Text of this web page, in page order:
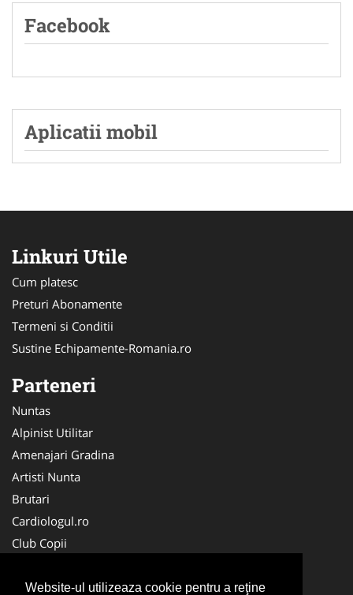
Website-ul utilizeaza cookie pentru a reţine
Facebook
Aplicatii mobil
Linkuri Utile
Cum platesc
Preturi Abonamente
Termeni si Conditii
Sustine Echipamente-Romania.ro
Parteneri
Nuntas
Alpinist Utilitar
Amenajari Gradina
Artisti Nunta
Brutari
Cardiologul.ro
Club Copii
Ambalaje Romania